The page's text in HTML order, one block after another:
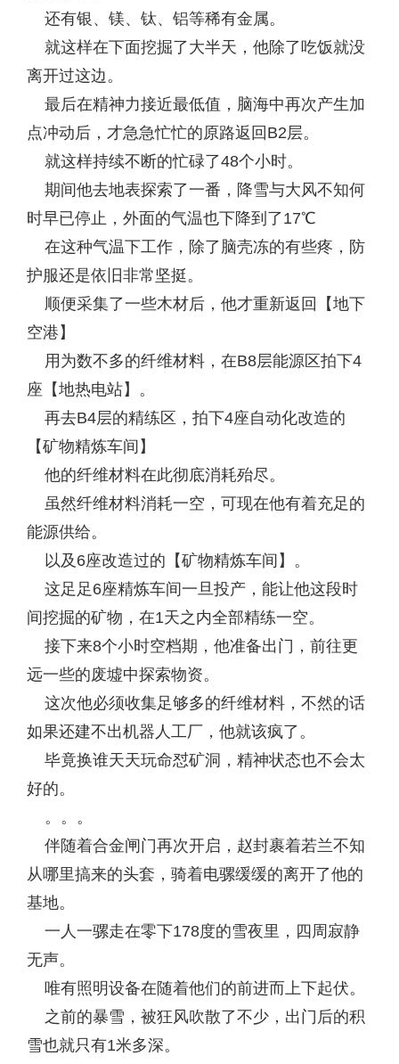
还有银、镁、钛、铝等稀有金属。
就这样在下面挖掘了大半天，他除了吃饭就没
离开过这边。
最后在精神力接近最低值，脑海中再次产生加
点冲动后，才急急忙忙的原路返回B2层。
就这样持续不断的忙碌了48个小时。
期间他去地表探索了一番，降雪与大风不知何
时早已停止，外面的气温也下降到了17℃
在这种气温下工作，除了脑壳冻的有些疼，防
护服还是依旧非常坚挺。
顺便采集了一些木材后，他才重新返回【地下
空港】
用为数不多的纤维材料，在B8层能源区拍下4
座【地热电站】。
再去B4层的精练区，拍下4座自动化改造的
【矿物精炼车间】
他的纤维材料在此彻底消耗殆尽。
虽然纤维材料消耗一空，可现在他有着充足的
能源供给。
以及6座改造过的【矿物精炼车间】。
这足足6座精炼车间一旦投产，能让他这段时
间挖掘的矿物，在1天之内全部精练一空。
接下来8个小时空档期，他准备出门，前往更
远一些的废墟中探索物资。
这次他必须收集足够多的纤维材料，不然的话
如果还建不出机器人工厂，他就该疯了。
毕竟换谁天天玩命怼矿洞，精神状态也不会太
好的。
。。。
伴随着合金闸门再次开启，赵封裹着若兰不知
从哪里搞来的头套，骑着电骡缓缓的离开了他的
基地。
一人一骡走在零下178度的雪夜里，四周寂静
无声。
唯有照明设备在随着他们的前进而上下起伏。
之前的暴雪，被狂风吹散了不少，出门后的积
雪也就只有1米多深。